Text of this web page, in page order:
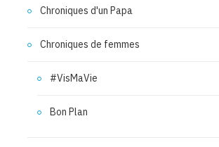
Chroniques d'un Papa
Chroniques de femmes
#VisMaVie
Bon Plan